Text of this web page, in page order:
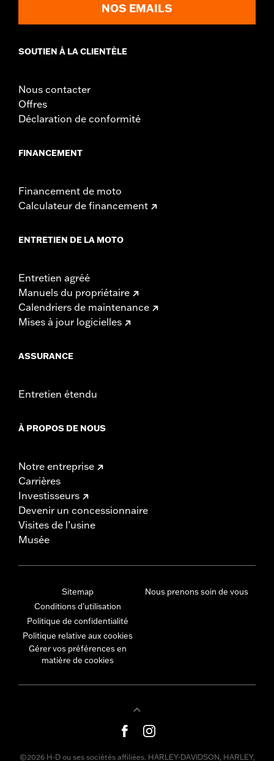
NOS EMAILS
SOUTIEN À LA CLIENTÈLE
Nous contacter
Offres
Déclaration de conformité
FINANCEMENT
Financement de moto
Calculateur de financement
ENTRETIEN DE LA MOTO
Entretien agréé
Manuels du propriétaire
Calendriers de maintenance
Mises à jour logicielles
ASSURANCE
Entretien étendu
À PROPOS DE NOUS
Notre entreprise
Carrières
Investisseurs
Devenir un concessionnaire
Visites de l’usine
Musée
Sitemap
Conditions d'utilisation
Politique de confidentialité
Politique relative aux cookies
Gérer vos préférences en
matière de cookies
Nous prenons soin de vous
©2026 H-D ou ses sociétés affiliées. HARLEY-DAVIDSON, HARLEY,